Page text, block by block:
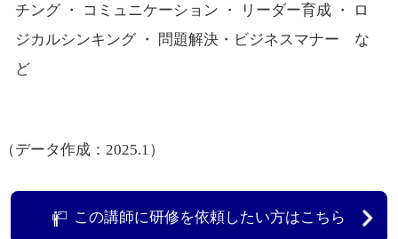
チング ・ コミュニケーション ・ リーダー育成 ・ ロ
ジカルシンキング ・ 問題解決・ビジネスマナー な
ど
（データ作成：2025.1）
この講師に研修を依頼したい方はこちら